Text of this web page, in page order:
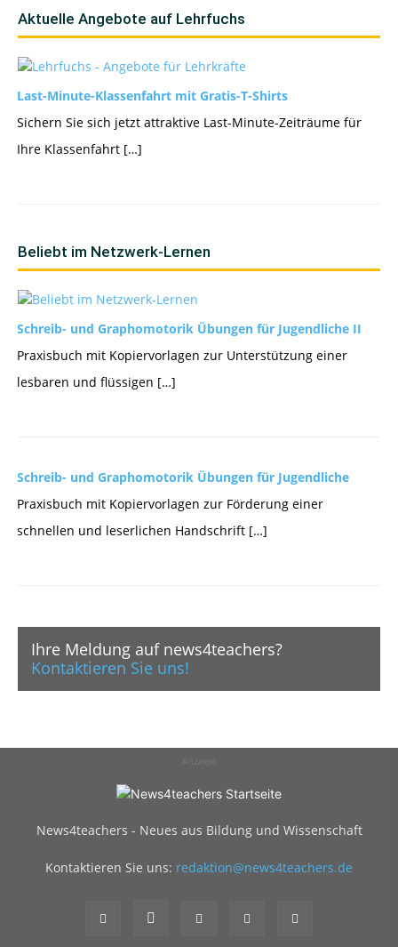
Aktuelle Angebote auf Lehrfuchs
Last-Minute-Klassenfahrt mit Gratis-T-Shirts
Sichern Sie sich jetzt attraktive Last-Minute-Zeiträume für
Ihre Klassenfahrt […]
Beliebt im Netzwerk-Lernen
Schreib- und Graphomotorik Übungen für Jugendliche II
Praxisbuch mit Kopiervorlagen zur Unterstützung einer
lesbaren und flüssigen […]
Schreib- und Graphomotorik Übungen für Jugendliche
Praxisbuch mit Kopiervorlagen zur Förderung einer
schnellen und leserlichen Handschrift […]
Ihre Meldung auf news4teachers?
Kontaktieren Sie uns!
News4teachers - Neues aus Bildung und Wissenschaft
Kontaktieren Sie uns: redaktion@news4teachers.de